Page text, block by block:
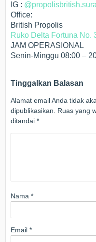
IG :
Office:
British Propolis
Ruko Delta Fortuna No.
JAM OPERASIONAL
Senin-Minggu 08:00 –
Tinggalkan Balasan
Alamat email Anda tidak
dipublikasikan.
Ruas yang
ditandai*
Nama*
Email*